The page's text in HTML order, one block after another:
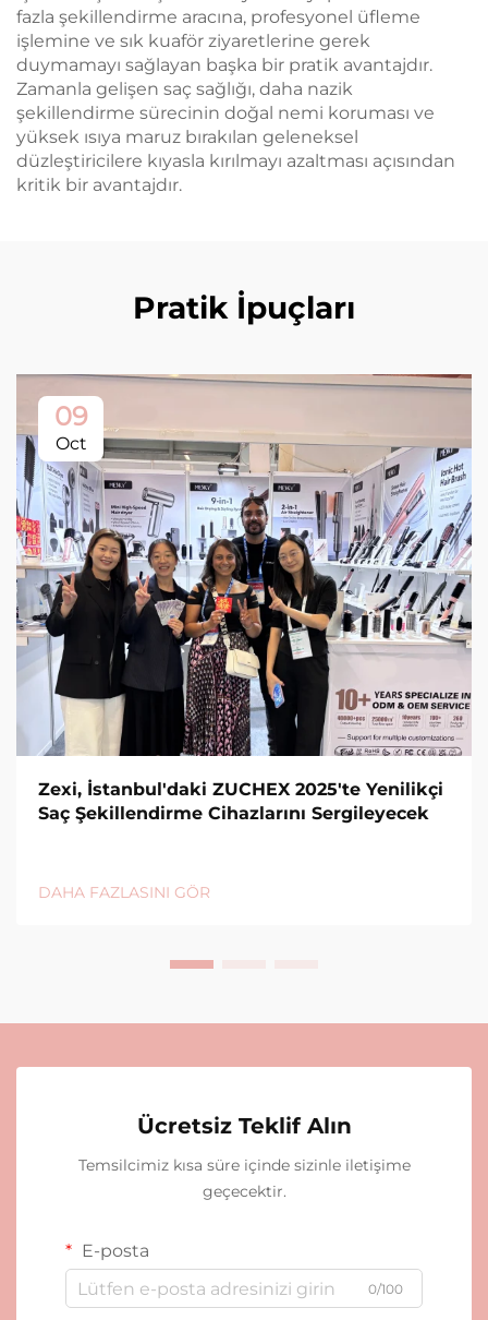
fazla şekillendirme aracına, profesyonel üfleme
işlemine ve sık kuaför ziyaretlerine gerek
duymamayı sağlayan başka bir pratik avantajdır.
Zamanla gelişen saç sağlığı, daha nazik
şekillendirme sürecinin doğal nemi koruması ve
yüksek ısıya maruz bırakılan geleneksel
düzleştiricilere kıyasla kırılmayı azaltması açısından
kritik bir avantajdır.
Pratik İpuçları
09
Oct
Zexi, İstanbul'daki ZUCHEX 2025'te Yenilikçi
Saç Şekillendirme Cihazlarını Sergileyecek
DAHA FAZLASINI GÖR
Ücretsiz Teklif Alın
Temsilcimiz kısa süre içinde sizinle iletişime
geçecektir.
E-posta
0/100